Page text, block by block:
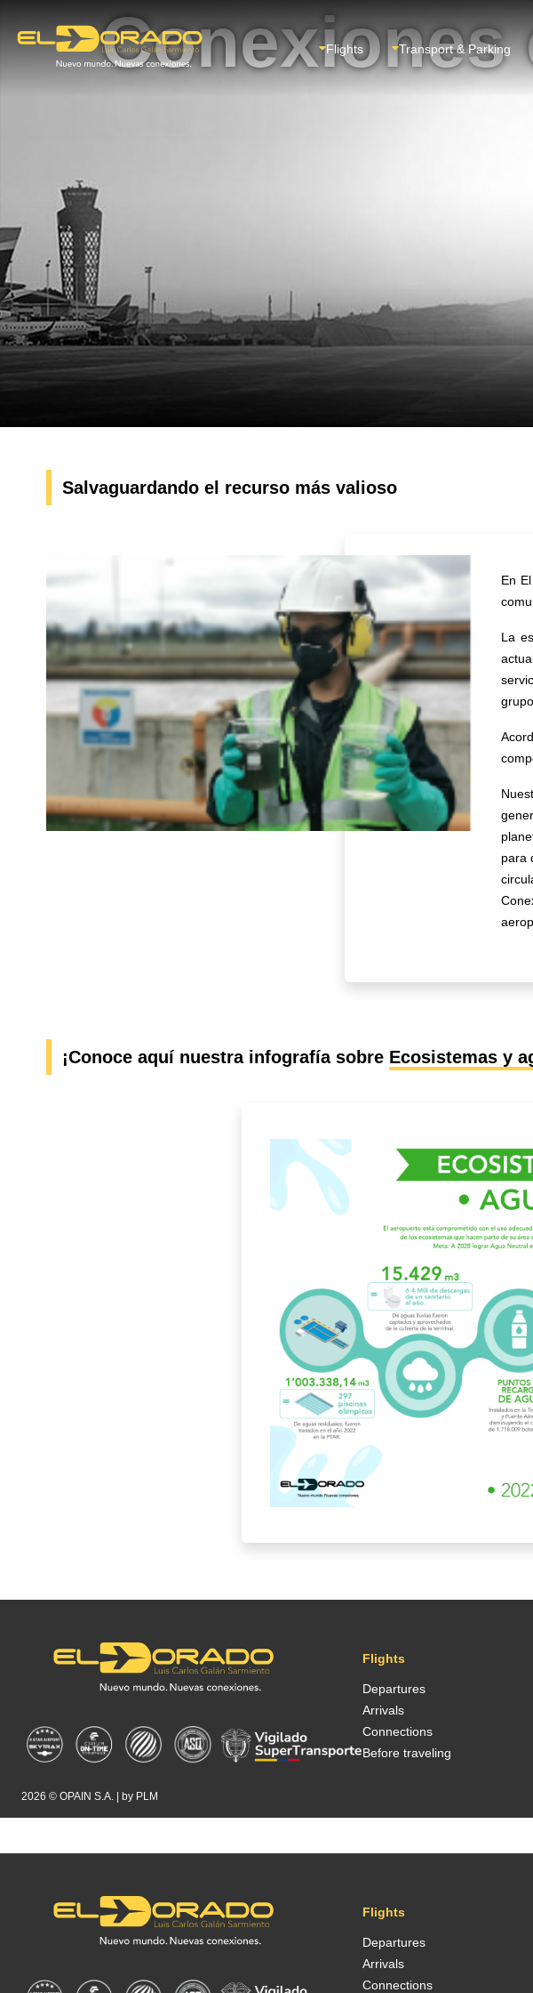
Flights Transport & Parking
Conexiones
Salvaguardando el recurso más valioso
En
La
para
¡Conoce aquí nuestra infografía sobre Ecosistemas y
2026 © OPAIN S.A. | by PLM
Flights
Departures
Arrivals
Connections
Before traveling
Flights
Departures
Arrivals
Connections